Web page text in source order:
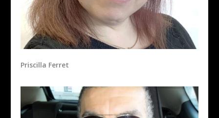
Priscilla Ferret